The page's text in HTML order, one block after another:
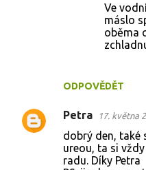
ODPOVĚDĚT
Ve
máslo
oběma
Petra 17. května
dobrý den, také
ureou, ta si
radu. Díky Petra